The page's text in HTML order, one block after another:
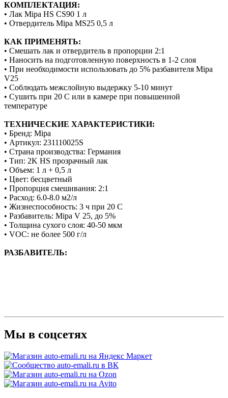
КОМПЛЕКТАЦИЯ:
• Лак Mipa HS CS90 1 л
• Отвердитель Mipa MS25 0,5 л
КАК ПРИМЕНЯТЬ:
• Смешать лак и отвердитель в пропорции 2:1
• Наносить на подготовленную поверхность в 1-2 слоя
• При необходимости использовать до 5% разбавителя Mipa
V25
• Соблюдать межслойную выдержку 5-10 минут
• Сушить при 20 C или в камере при повышенной
температуре
ТЕХНИЧЕСКИЕ ХАРАКТЕРИСТИКИ:
• Бренд: Mipa
• Артикул: 231110025S
• Страна производства: Германия
• Тип: 2K HS прозрачный лак
• Объем: 1 л + 0,5 л
• Цвет: бесцветный
• Пропорция смешивания: 2:1
• Расход: 6.0-8.0 м2/л
• Жизнеспособность: 3 ч при 20 C
• Разбавитель: Mipa V 25, до 5%
• Толщина сухого слоя: 40-50 мкм
• VOC: не более 500 г/л
РАЗБАВИТЕЛЬ:
Мы в соцсетях